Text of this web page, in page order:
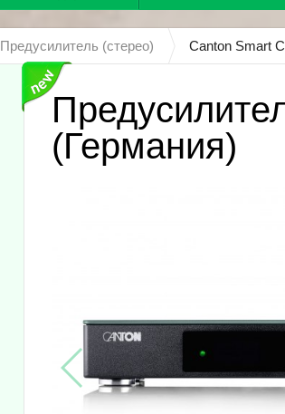
Предусилитель (стерео) Canton Smart
(Германия)